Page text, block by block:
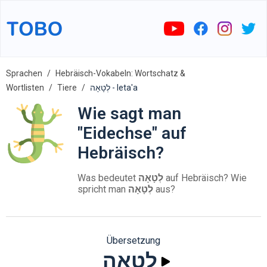
Sprachen
Hebräisch-Vokabeln: Wortschatz &
Wortlisten
Tiere לְטָאָה - leta'a
Wie sagt man
"Eidechse" auf
Hebräisch?
Was bedeutet לְטָאָה auf Hebräisch? Wie
spricht man לְטָאָה aus?
Übersetzung
לְטָאָה